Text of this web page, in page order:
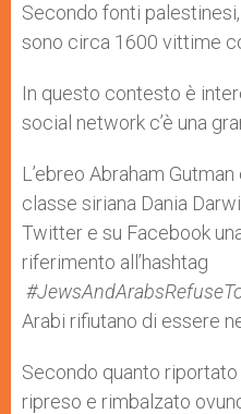
Secondo fonti
sono circa 1600 vittime
In questo contesto è
social network c’è una
L’ebreo Abraham
classe siriana Dania
Twitter e su Facebook
riferimento all’hashtag
Arabi rifiutano di essere
Secondo quanto riportato
ripreso e rimbalzato